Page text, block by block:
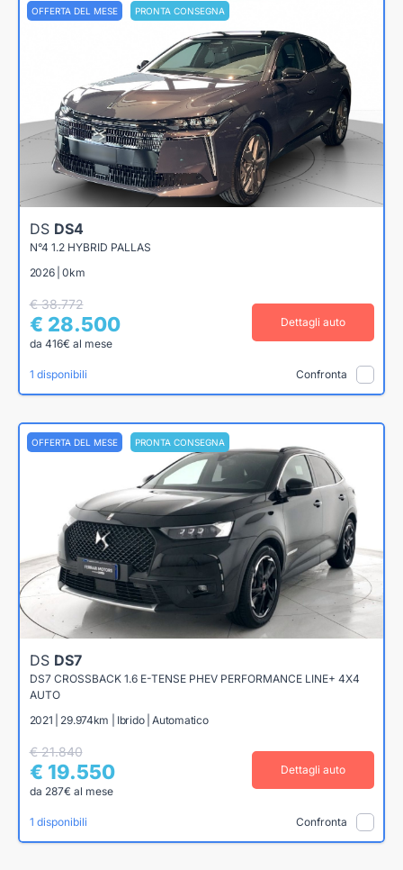
OFFERTA DEL MESE PRONTA CONSEGNA
DS DS4
N°4 1.2 HYBRID PALLAS
2026 | 0km
€ 38.772
€ 28.500
da 416€ al mese
Dettagli auto
1 disponibili Confronta
OFFERTA DEL MESE PRONTA CONSEGNA
DS DS7
DS7 CROSSBACK 1.6 E-TENSE PHEV PERFORMANCE LINE+ 4X4
AUTO
2021 | 29.974km | Ibrido | Automatico
€ 21.840
€ 19.550
da 287€ al mese
Dettagli auto
1 disponibili Confronta